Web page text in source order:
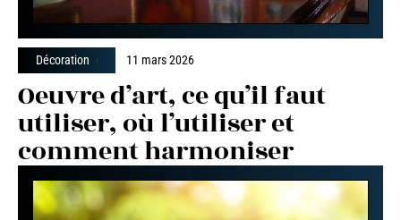
Décoration 11 mars 2026
Oeuvre d’art, ce qu’il faut
utiliser, où l’utiliser et
comment harmoniser